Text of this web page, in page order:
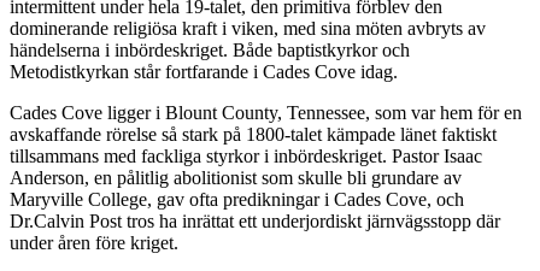
intermittent under hela 19-talet, den primitiva förblev den
dominerande religiösa kraft i viken, med sina möten avbryts av
händelserna i inbördeskriget. Både baptistkyrkor och
Metodistkyrkan står fortfarande i Cades Cove idag.
Cades Cove ligger i Blount County, Tennessee, som var hem för en
avskaffande rörelse så stark på 1800-talet kämpade länet faktiskt
tillsammans med fackliga styrkor i inbördeskriget. Pastor Isaac
Anderson, en pålitlig abolitionist som skulle bli grundare av
Maryville College, gav ofta predikningar i Cades Cove, och
Dr.Calvin Post tros ha inrättat ett underjordiskt järnvägsstopp där
under åren före kriget.